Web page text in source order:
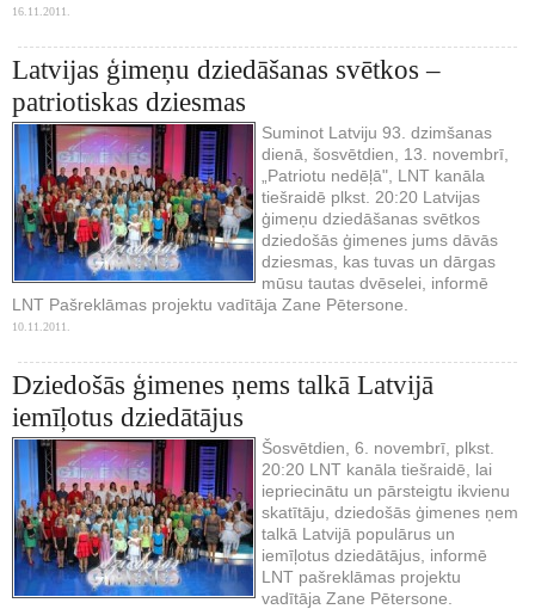
16.11.2011.
Latvijas ģimeņu dziedāšanas svētkos –
patriotiskas dziesmas
Suminot Latviju 93. dzimšanas
dienā, šosvētdien, 13. novembrī,
„Patriotu nedēļā", LNT kanāla
tiešraidē plkst. 20:20 Latvijas
ģimeņu dziedāšanas svētkos
dziedošās ģimenes jums dāvās
dziesmas, kas tuvas un dārgas
mūsu tautas dvēselei, informē
LNT Pašreklāmas projektu vadītāja Zane Pētersone.
10.11.2011.
Dziedošās ģimenes ņems talkā Latvijā
iemīļotus dziedātājus
Šosvētdien, 6. novembrī, plkst.
20:20 LNT kanāla tiešraidē, lai
iepriecinātu un pārsteigtu ikvienu
skatītāju, dziedošās ģimenes ņem
talkā Latvijā populārus un
iemīļotus dziedātājus, informē
LNT pašreklāmas projektu
vadītāja Zane Pētersone.